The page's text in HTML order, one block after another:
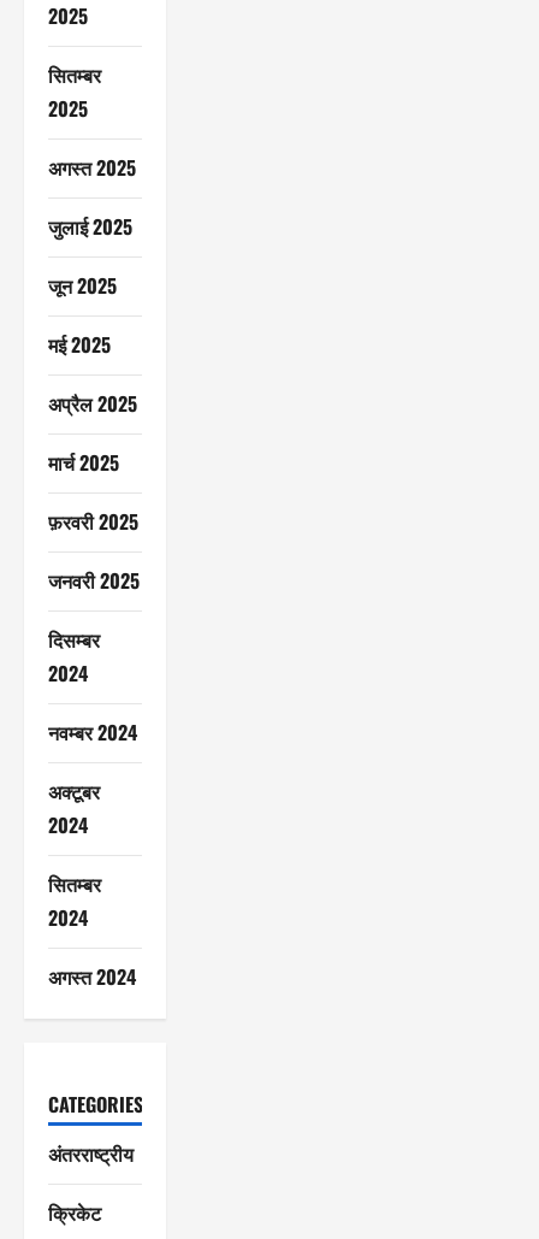
2025
सितम्बर
2025
अगस्त 2025
जुलाई 2025
जून 2025
मई 2025
अप्रैल 2025
मार्च 2025
फ़रवरी 2025
जनवरी 2025
दिसम्बर
2024
नवम्बर 2024
अक्टूबर
2024
सितम्बर
2024
अगस्त 2024
CATEGORIES
अंतरराष्ट्रीय
क्रिकेट